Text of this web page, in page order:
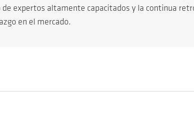
expertos altamente capacitados y la continua
en el mercado.